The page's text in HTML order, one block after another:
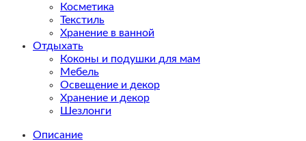
Косметика
Текстиль
Хранение в ванной
Отдыхать
Коконы и подушки для мам
Мебель
Освещение и декор
Хранение и декор
Шезлонги
Описание